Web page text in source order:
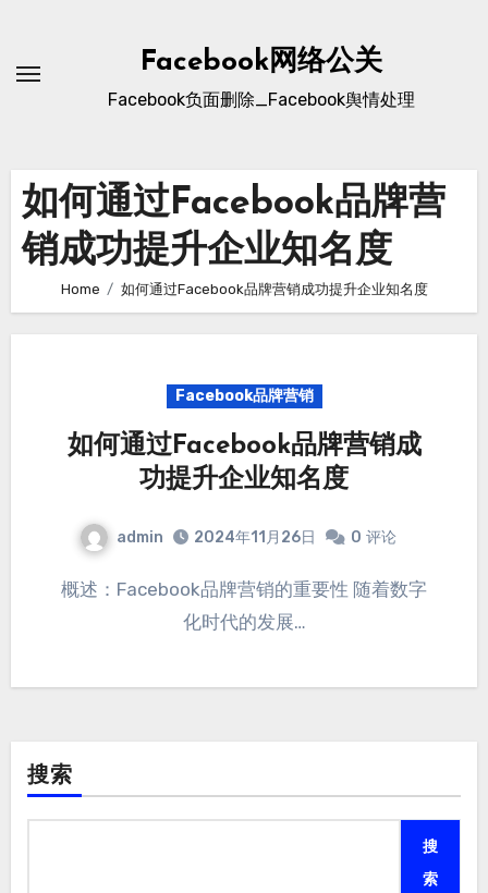
content
Facebook网络公关
Facebook负面删除_Facebook舆情处理
如何通过Facebook品牌营
销成功提升企业知名度
Home 如何通过Facebook品牌营销成功提升企业知名度
Facebook品牌营销
如何通过Facebook品牌营销成
功提升企业知名度
admin 2024年11月26日 0 评论
概述：Facebook品牌营销的重要性 随着数字
化时代的发展…
搜索
搜
索